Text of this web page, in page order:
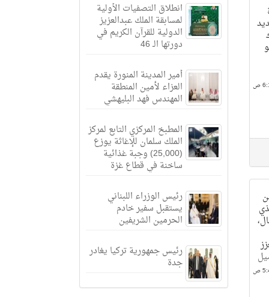
انطلاق التصفيات الأولية
لمسابقة الملك عبدالعزيز
الدولية للقرآن الكريم في
دورتها الـ 46
أمير المدينة المنورة يقدم
العزاء لأمين المنطقة
المهندس فهد البليهشي
المطبخ المركزي التابع لمركز
الملك سلمان للإغاثة يوزع
(25,000) وجبة غذائية
ساخنة في قطاع غزة
رئيس الوزراء اللبناني
يستقبل سفير خادم
الحرمين الشريفين
رئيس جمهورية تركيا يغادر
جدة